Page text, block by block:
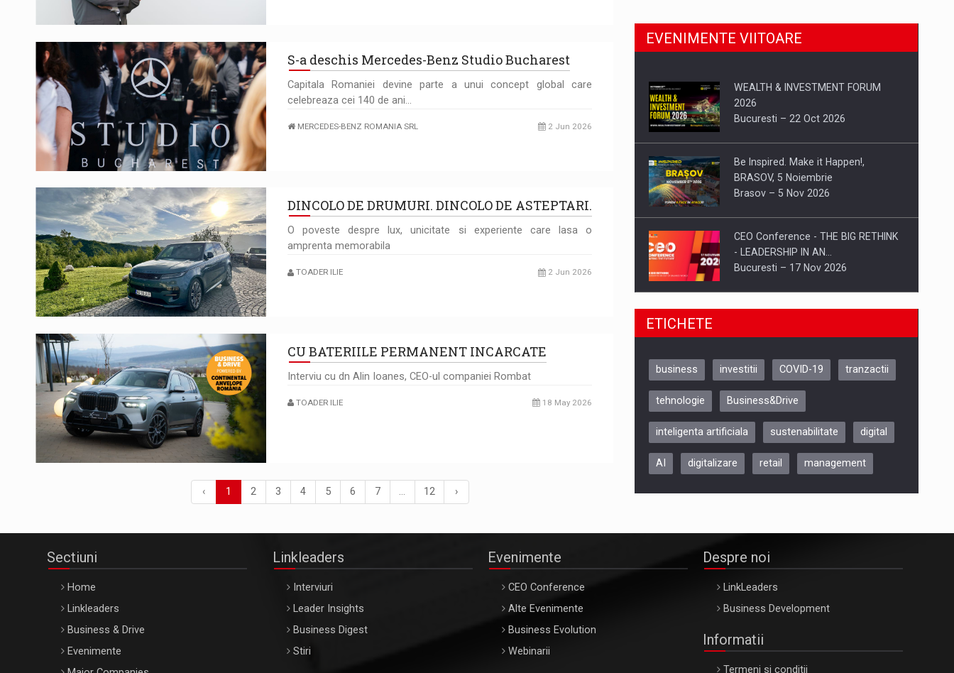
S-a deschis Mercedes-Benz Studio Bucharest
Capitala Romaniei devine parte a unui concept global care
celebreaza cei 140 de ani…
MERCEDES-BENZ ROMANIA SRL 2 Jun 2026
DINCOLO DE DRUMURI. DINCOLO DE ASTEPTARI.
O poveste despre lux, unicitate si experiente care lasa o
amprenta memorabila
TOADER ILIE 2 Jun 2026
CU BATERIILE PERMANENT INCARCATE
Interviu cu dn Alin Ioanes, CEO-ul companiei Rombat
TOADER ILIE 18 May 2026
‹ 1 2 3 4 5 6 7 … 12 ›
EVENIMENTE VIITOARE
WEALTH & INVESTMENT FORUM
2026
Bucuresti – 22 Oct 2026
Be Inspired. Make it Happen!,
BRASOV, 5 Noiembrie
Brasov – 5 Nov 2026
CEO Conference - THE BIG RETHINK
- LEADERSHIP IN AN…
Bucuresti – 17 Nov 2026
Be Inspired. Make it Happen!, CLUJ, 9
ARTEMIS LETO, ORADEA, 8
Oradea – 8 Oct 2026
ETICHETE
business investitii COVID-19 tranzactii
tehnologie Business&Drive
inteligenta artificiala sustenabilitate digital
AI digitalizare retail management
Sectiuni
Home
Linkleaders
Business & Drive
Evenimente
Linkleaders
Interviuri
Leader Insights
Business Digest
Stiri
Evenimente
CEO Conference
Alte Evenimente
Business Evolution
Webinarii
Despre noi
LinkLeaders
Business Development
Informatii
Termeni si conditii